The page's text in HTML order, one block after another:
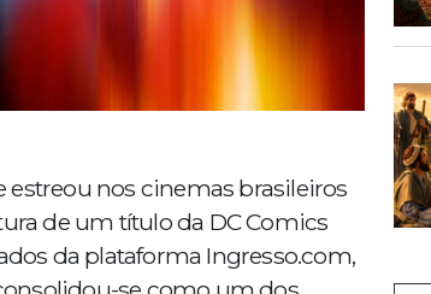
nos cinemas brasileiros
de um título da DC Comics
da plataforma Ingresso.com,